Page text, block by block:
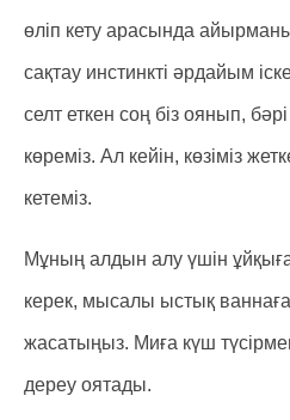
өліп кету арасында айырманы
сақтау инстинкті әрдайым
селт еткен соң біз оянып,
көреміз. Ал кейін, көзіміз
кетеміз.
Мұның алдын алу үшін
керек, мысалы ыстық
жасатыңыз. Миға күш
дереу оятады.